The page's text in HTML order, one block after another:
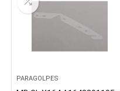
PARAGOLPES